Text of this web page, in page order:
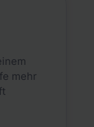
mehr